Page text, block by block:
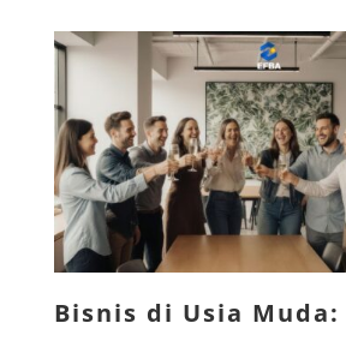
Bisnis di Usia Muda: